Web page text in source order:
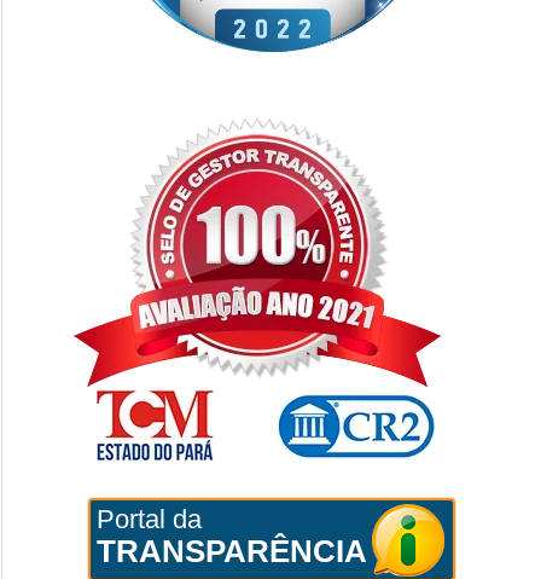
Portal da
TRANSPARÊNCIA